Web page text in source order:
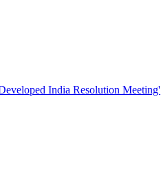
India Resolution Meeting'